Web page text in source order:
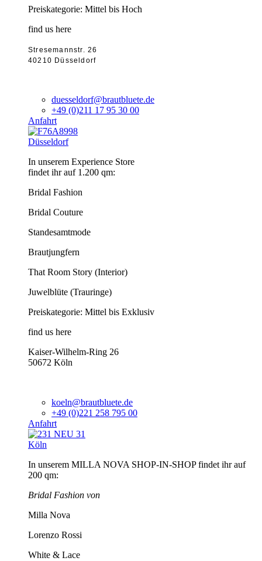
Preiskategorie: Mittel bis Hoch
find us here
Stresemannstr. 26
40210 Düsseldorf
duesseldorf@brautbluete.de
+49 (0)211 17 95 30 00
Anfahrt
Düsseldorf
In unserem Experience Store
findet ihr auf 1.200 qm:
Bridal Fashion
Bridal Couture
Standesamtmode
Brautjungfern
That Room Story (Interior)
Juwelblüte (Trauringe)
Preiskategorie: Mittel bis Exklusiv
find us here
Kaiser-Wilhelm-Ring 26
50672 Köln
koeln@brautbluete.de
+49 (0)221 258 795 00
Anfahrt
Köln
In unserem MILLA NOVA SHOP-IN-SHOP findet ihr auf
200 qm:
Bridal Fashion von
Milla Nova
Lorenzo Rossi
White & Lace